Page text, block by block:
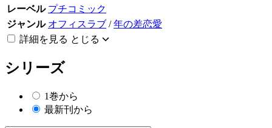
レーベル プチコミック
ジャンル オフィスラブ /年の差恋愛
詳細を見る とじる
シリーズ
1巻から
最新刊から